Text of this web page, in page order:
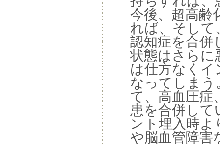
今後、超高齢
れば、そして
認知症を合併
状態はさらに
は仕方なく
なってしまう
て、高血圧症
患を合併し
ント埋入時よ
や脳血管障害